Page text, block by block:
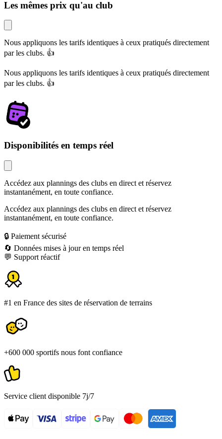
Les mêmes prix qu'au club
Nous appliquons les tarifs identiques à ceux pratiqués directement
par les clubs. 👍
Nous appliquons les tarifs identiques à ceux pratiqués directement
par les clubs. 👍
Disponibilités en temps réel
Accédez aux plannings des clubs en direct et réservez
instantanément, en toute confiance.
Accédez aux plannings des clubs en direct et réservez
instantanément, en toute confiance.
🔒 Paiement sécurisé
🔄 Données mises à jour en temps réel
💬 Support réactif
#1 en France des sites de réservation de terrains
+600 000 sportifs nous font confiance
Service client disponible 7j/7